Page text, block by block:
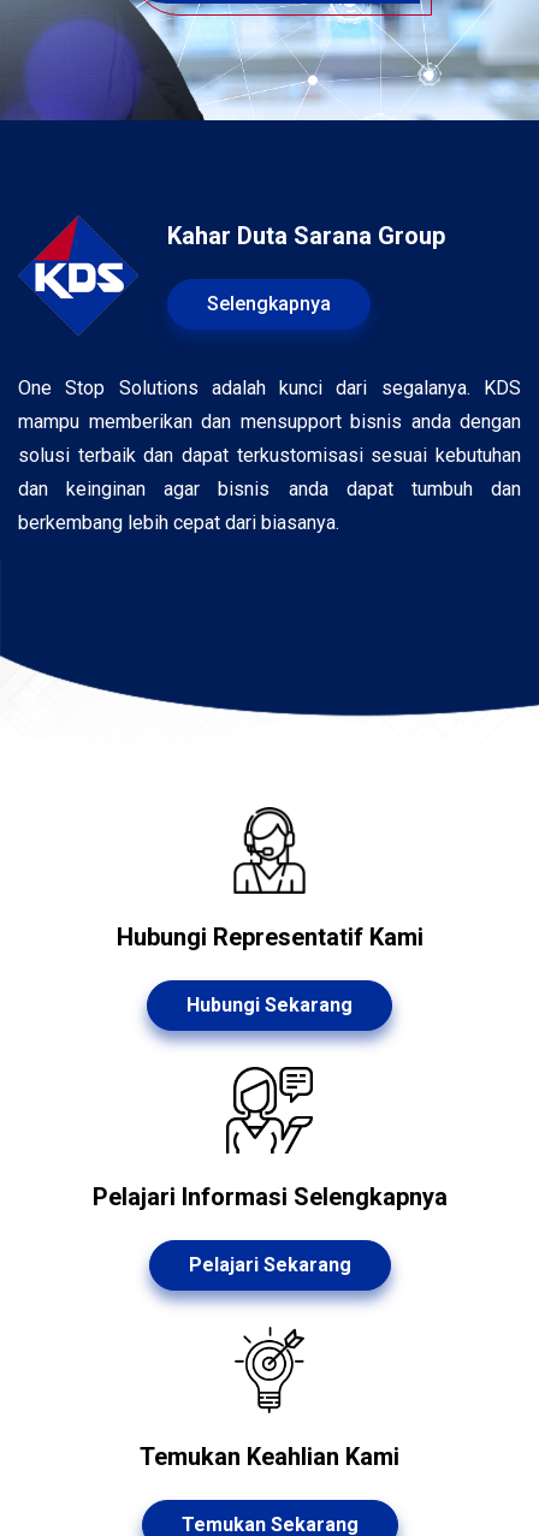
Kahar Duta Sarana Group
Selengkapnya
One Stop Solutions adalah kunci dari segalanya. KDS
mampu memberikan dan mensupport bisnis anda dengan
solusi terbaik dan dapat terkustomisasi sesuai kebutuhan
dan keinginan agar bisnis anda dapat tumbuh dan
berkembang lebih cepat dari biasanya.
Hubungi Representatif Kami
Hubungi Sekarang
Pelajari Informasi Selengkapnya
Pelajari Sekarang
Temukan Keahlian Kami
Temukan Sekarang